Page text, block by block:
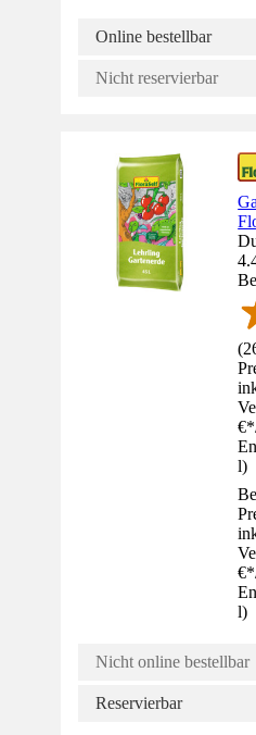
Online bestellbar
Nicht reservierbar
(
€*
l)
€*
l)
Nicht online bestellbar
Reservierbar